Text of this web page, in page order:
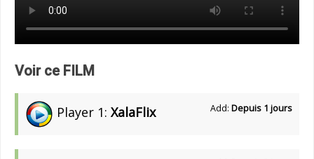
Voir ce FILM
Player 1: XalaFlix Add: Depuis 1 jours